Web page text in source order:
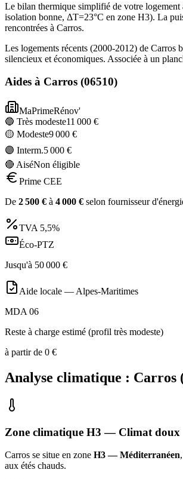
Le bilan thermique simplifié de votre
isolation bonne, ΔT=23°C en zone H3). La
rencontrées à Carros.
Les logements récents (2000-2012) de Carros
silencieux et économiques. Associée à un
Aides à Carros (06510)
MaPrimeRénov'
🔵 Très modeste11 000 €
🟡 Modeste9 000 €
🟣 Interm.5 000 €
🔴 AiséNon éligible
Prime CEE
De 2 500 € à 4 000 € selon fournisseur
TVA 5,5%
Éco-PTZ
Jusqu'à 50 000 €
Aide locale — Alpes-Maritimes
MDA 06
Reste à charge estimé (profil très modeste)
à partir de 0 €
Analyse climatique : Carros
Zone climatique H3 — Climat doux
Carros se situe en zone H3 — Méditerranéen
aux étés chauds.